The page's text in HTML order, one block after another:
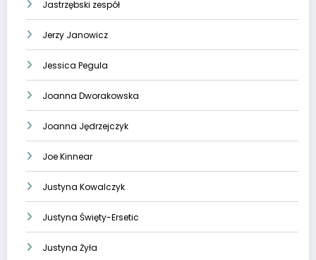
Jastrzębski zespół
Jerzy Janowicz
Jessica Pegula
Joanna Dworakowska
Joanna Jędrzejczyk
Joe Kinnear
Justyna Kowalczyk
Justyna Święty-Ersetic
Justyna Żyła